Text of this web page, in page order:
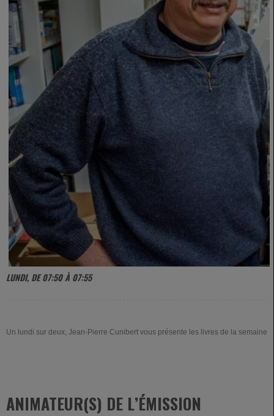
LUNDI, DE 07:50 À 07:55
Un lundi sur deux, Jean-Pierre Cunibert vous présente les livres de la semaine
ANIMATEUR(S) DE L’ÉMISSION